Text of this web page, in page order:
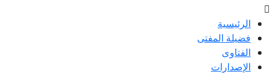
الرئيسية
فضيلة المفتى
الفتاوى
الإصدارات